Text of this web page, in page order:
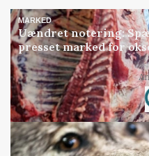
MARKED
Uændret notering:
presset marked for